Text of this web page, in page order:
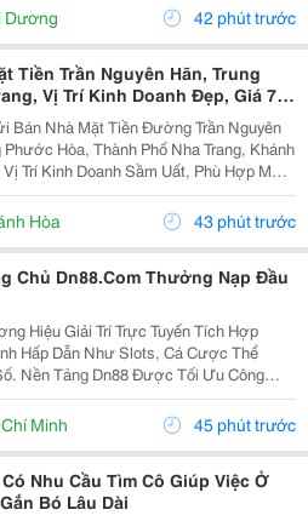
Dương 42 phút trước
Tiền Trần Nguyên Hãn, Trung
Vị Trí Kinh Doanh Đẹp, Giá 7,4
Bán Nhà Mặt Tiền Đường Trần Nguyên
Hòa, Thành Phố Nha Trang, Khánh
Trí Kinh Doanh Sầm Uất, Phù Hợp Mở
Phòng, Showroom Hoặc Đầu Tư Cho
Thuê Lâu Dài. Thông Tin Chi Tiết. - Địa Chỉ: Số...
Hòa 43 phút trước
Chủ Dn88.Com Thưởng Nạp Đầu
Hiệu Giải Trí Trực Tuyến Tích Hợp
Hấp Dẫn Như Slots, Cá Cược Thể
Nền Tảng Dn88 Được Tối Ưu Công
Cao, Nạp Rút Nhanh Và Hỗ Trợ Tốt Trên
Di Động. Website:
...
Minh 45 phút trước
Nhu Cầu Tìm Cô Giúp Việc Ở
Bó Lâu Dài